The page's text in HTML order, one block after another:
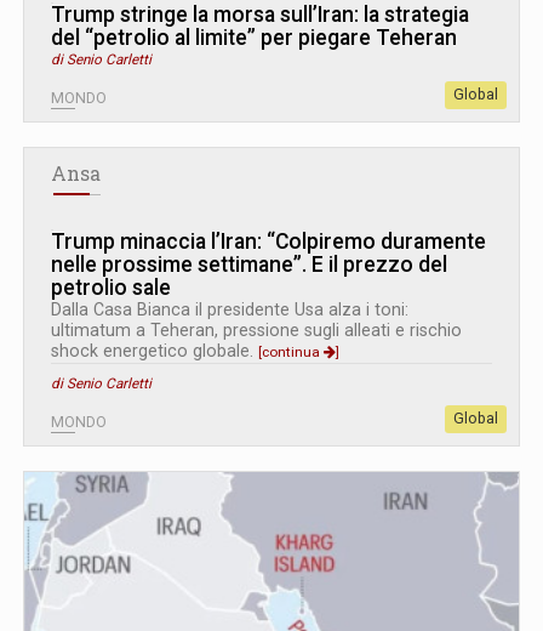
Trump stringe la morsa sull’Iran: la strategia
del “petrolio al limite” per piegare Teheran
di Senio Carletti
MONDO Global
Ansa
Trump minaccia l’Iran: “Colpiremo duramente
nelle prossime settimane”. E il prezzo del
petrolio sale
Dalla Casa Bianca il presidente Usa alza i toni:
ultimatum a Teheran, pressione sugli alleati e rischio
shock energetico globale.
[continua
]
di Senio Carletti
MONDO Global